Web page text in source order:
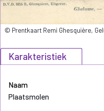
Karakteristiek
Naam
Plaatsmolen
© Prentkaart Remi Ghesquière,